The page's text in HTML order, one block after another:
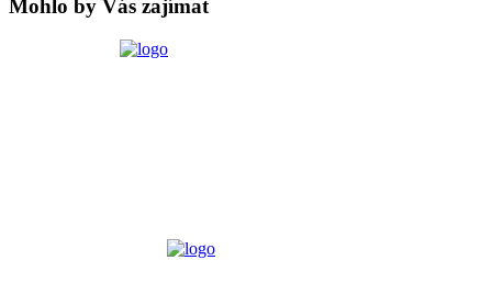
Mohlo by Vás zajímat